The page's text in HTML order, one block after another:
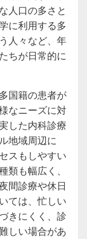
人口の多さと
に利用する多
人々など、年
ちが日常的に
国籍の患者が
なニーズに対
した内科診療
地域周辺に
スもしやすい
も幅広く、
間診療や休日
ては、忙しい
きにくく、診
しい場合があ